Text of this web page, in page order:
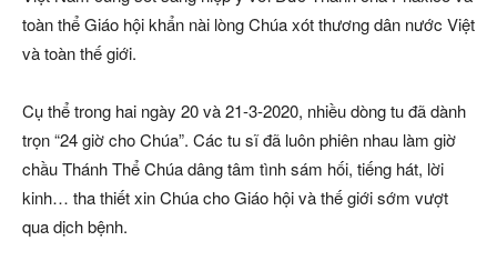
toàn thể Giáo hội khẩn nài lòng Chúa xót thương dân nước Việt
và toàn thế giới.
Cụ thể trong hai ngày 20 và 21-3-2020, nhiều dòng tu đã dành
trọn “24 giờ cho Chúa”. Các tu sĩ đã luôn phiên nhau làm giờ
chầu Thánh Thể Chúa dâng tâm tình sám hối, tiếng hát, lời
kinh… tha thiết xin Chúa cho Giáo hội và thế giới sớm vượt
qua dịch bệnh.